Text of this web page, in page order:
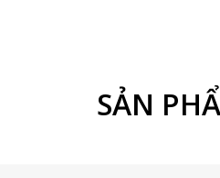
SẢN